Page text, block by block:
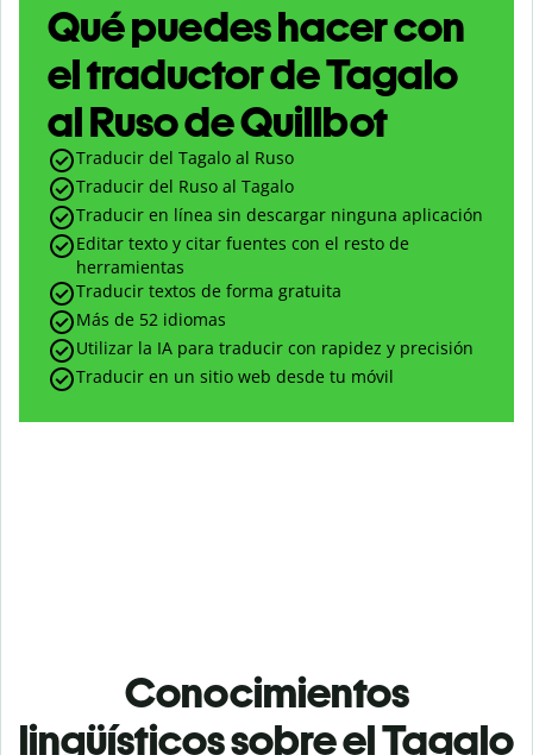
Qué puedes hacer con
el traductor de Tagalo
al Ruso de Quillbot
Traducir del Tagalo al Ruso
Traducir del Ruso al Tagalo
Traducir en línea sin descargar ninguna aplicación
Editar texto y citar fuentes con el resto de
herramientas
Traducir textos de forma gratuita
Más de 52 idiomas
Utilizar la IA para traducir con rapidez y precisión
Traducir en un sitio web desde tu móvil
Conocimientos
lingüísticos sobre el Tagalo